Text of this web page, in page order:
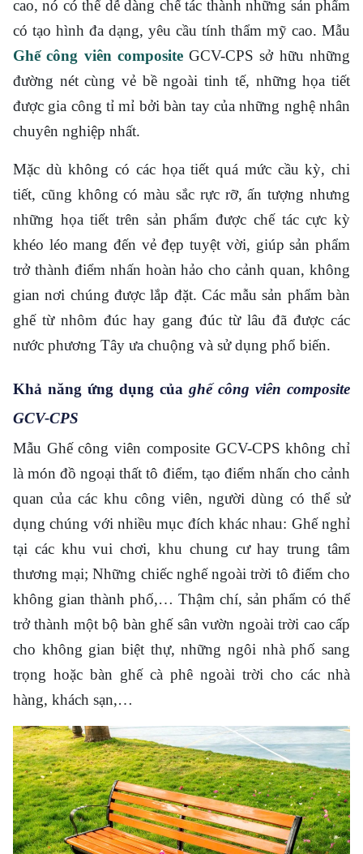
cao, nó có thể dễ dàng chế tác thành những sản phẩm
có tạo hình đa dạng, yêu cầu tính thẩm mỹ cao. Mẫu
Ghế công viên compositeGCV-CPS sở hữu những
đường nét cùng vẻ bề ngoài tinh tế, những họa tiết
được gia công tỉ mỉ bởi bàn tay của những nghệ nhân
chuyên nghiệp nhất.
Mặc dù không có các họa tiết quá mức cầu kỳ, chi
tiết, cũng không có màu sắc rực rỡ, ấn tượng nhưng
những họa tiết trên sản phẩm được chế tác cực kỳ
khéo léo mang đến vẻ đẹp tuyệt vời, giúp sản phẩm
trở thành điểm nhấn hoàn hảo cho cảnh quan, không
gian nơi chúng được lắp đặt. Các mẫu sản phẩm bàn
ghế từ nhôm đúc hay gang đúc từ lâu đã được các
nước phương Tây ưa chuộng và sử dụng phổ biến.
Khả năng ứng dụng của ghế công viên composite
GCV-CPS
Mẫu Ghế công viên composite GCV-CPS không chỉ
là món đồ ngoại thất tô điểm, tạo điểm nhấn cho cảnh
quan của các khu công viên, người dùng có thể sử
dụng chúng với nhiều mục đích khác nhau: Ghế nghỉ
tại các khu vui chơi, khu chung cư hay trung tâm
thương mại; Những chiếc nghế ngoài trời tô điểm cho
không gian thành phố,… Thậm chí, sản phẩm có thể
trở thành một bộ bàn ghế sân vườn ngoài trời cao cấp
cho không gian biệt thự, những ngôi nhà phố sang
trọng hoặc bàn ghế cà phê ngoài trời cho các nhà
hàng, khách sạn,…